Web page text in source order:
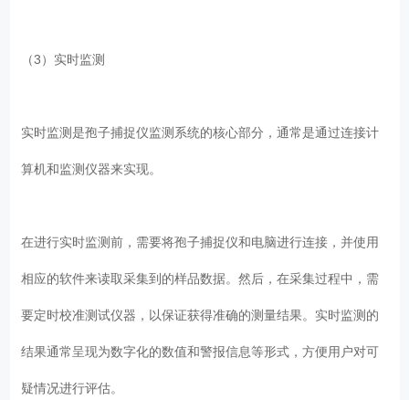
（3）实时监测
实时监测是孢子捕捉仪监测系统的核心部分，通常是通过连接计
算机和监测仪器来实现。
在进行实时监测前，需要将孢子捕捉仪和电脑进行连接，并使用
相应的软件来读取采集到的样品数据。然后，在采集过程中，需
要定时校准测试仪器，以保证获得准确的测量结果。实时监测的
结果通常呈现为数字化的数值和警报信息等形式，方便用户对可
疑情况进行评估。